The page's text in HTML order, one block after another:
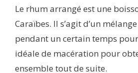
Le rhum arrangé est une
Caraïbes. Il s’agit d’un
pendant un certain temps
idéale de macération pour
ensemble tout de suite.